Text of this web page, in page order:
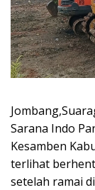
Sarana Indo
Kesamben
terlihat
setelah ramai